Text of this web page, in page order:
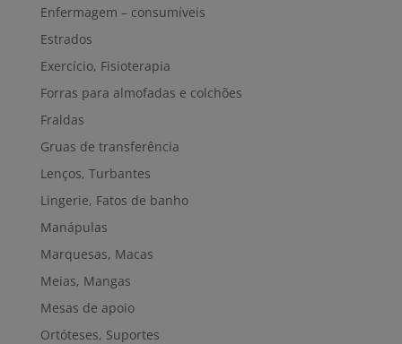
Enfermagem – consumíveis
Estrados
Exercício, Fisioterapia
Forras para almofadas e colchões
Fraldas
Gruas de transferência
Lenços, Turbantes
Lingerie, Fatos de banho
Manápulas
Marquesas, Macas
Meias, Mangas
Mesas de apoio
Ortóteses, Suportes